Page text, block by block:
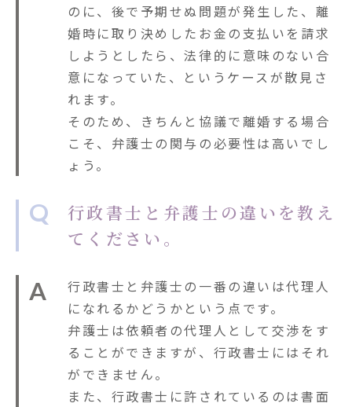
のに、後で予期せぬ問題が発生した、離
婚時に取り決めしたお金の支払いを請求
しようとしたら、法律的に意味のない合
意になっていた、というケースが散見さ
れます。
そのため、きちんと協議で離婚する場合
こそ、弁護士の関与の必要性は高いでし
ょう。
Q
行政書士と弁護士の違いを教え
てください。
A
行政書士と弁護士の一番の違いは代理人
になれるかどうかという点です。
弁護士は依頼者の代理人として交渉をす
ることができますが、行政書士にはそれ
ができません。
また、行政書士に許されているのは書面